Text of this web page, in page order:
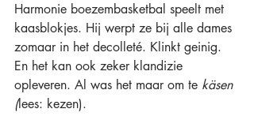
Harmonie boezembasketbal speelt met
kaasblokjes. Hij werpt ze bij alle dames
zomaar in het decolleté. Klinkt geinig.
En het kan ook zeker klandizie
opleveren. Al was het maar om te käsen
(lees: kezen).